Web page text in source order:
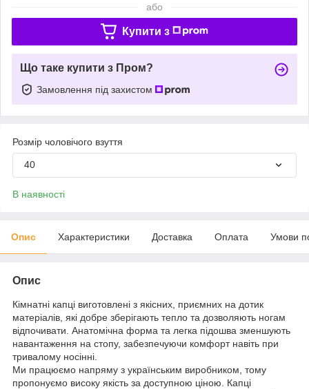
або
Купити з
Що таке купити з Пром?
Замовлення під захистом
Розмір чоловічого взуття
40
В наявності
Опис Характеристики Доставка Оплата Умови
Опис
Кімнатні капці виготовлені з якісних, приємних на дотик
матеріалів, які добре зберігають тепло та дозволяють ногам
відпочивати. Анатомічна форма та легка підошва зменшують
навантаження на стопу, забезпечуючи комфорт навіть при
тривалому носінні.
Ми працюємо напряму з українським виробником, тому
пропонуємо високу якість за доступною ціною. Капці